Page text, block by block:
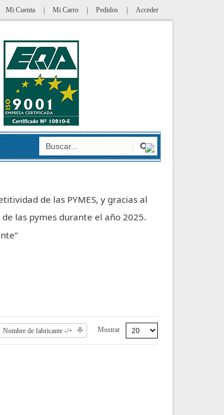
Mi Cuenta Mi Carro Pedidos Acceder
de las PYMES, y gracias al
las pymes durante el año 2025.
Nombre de fabricante -/+ Mostrar